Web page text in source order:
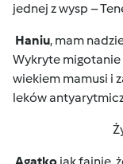
jednej z wysp –
Haniu, mam
Wykryte migotanie
wiekiem mamusi i
leków